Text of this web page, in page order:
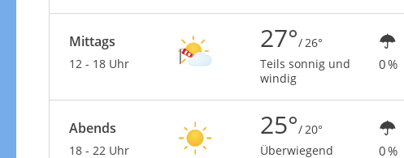
Mittags
12 - 18 Uhr
27°/ 26°
Teils sonnig und
windig
0 %
Abends
18 - 22 Uhr
25°/ 20°
Überwiegend
0 %